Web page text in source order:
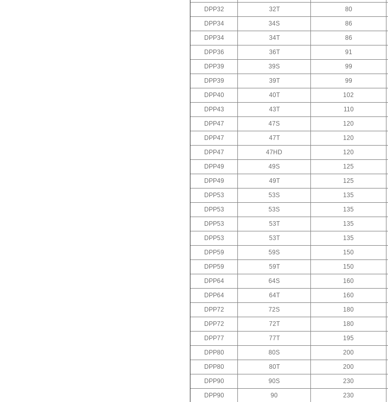
DPP32
32T 80
DPP34
34S 86
DPP34
34T 86
DPP36
36T 91
DPP39
39S 99
DPP39
39T 99
DPP40
40T 102
DPP43
43T 110
DPP47
47S 120
DPP47
47T 120
DPP47
47HD 120
DPP49
49S 125
DPP49
49T 125
DPP53
53S 135
DPP53
53S 135
DPP53
53T 135
DPP53
53T 135
DPP59
59S 150
DPP59
59T 150
DPP64
64S 160
DPP64
64T 160
DPP72
72S 180
DPP72
72T 180
DPP77
77T 195
DPP80
80S 200
DPP80
80T 200
DPP90
90S 230
DPP90
90 230